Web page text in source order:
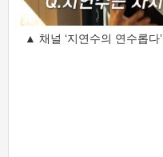
▲ 채널 ‘지연수의 연수롭다’